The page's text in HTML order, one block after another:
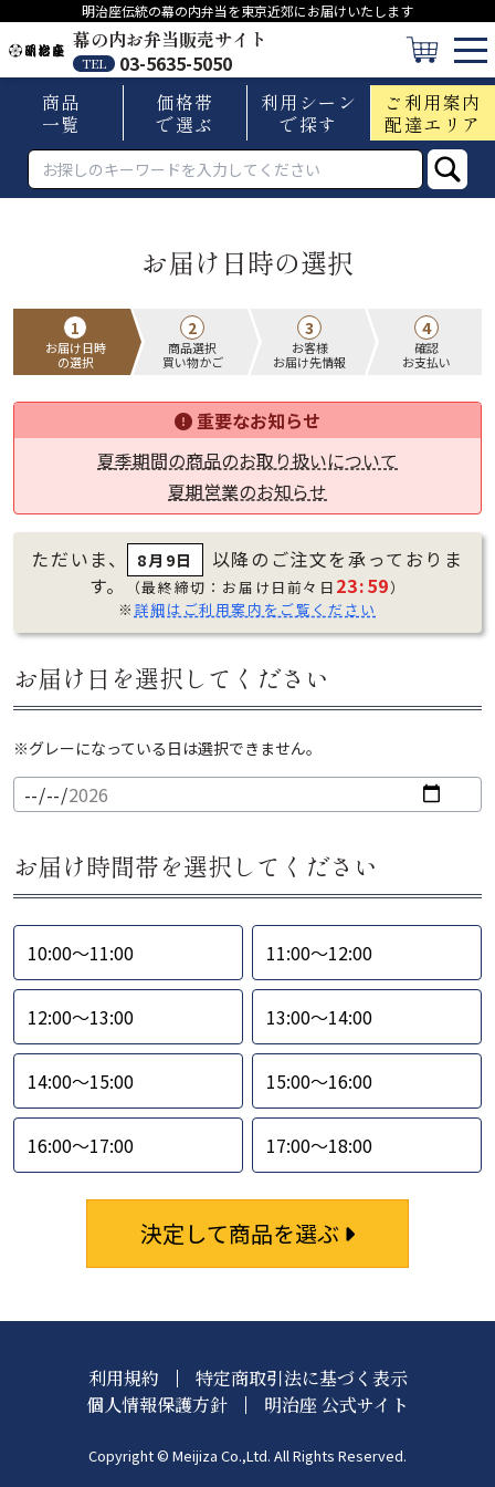
明治座伝統の幕の内弁当を東京近郊にお届けいたします
幕の内お弁当販売サイト
TEL
03-5635-5050
商品
一覧
価格帯
で選ぶ
利用シーン
で探す
ご利用案内
配達エリア
お届け日時の選択
1
お届け日時
の選択
2
商品選択
買い物かご
3
お客様
お届け先情報
4
確認
お支払い
重要なお知らせ
夏季期間の商品のお取り扱いについて
夏期営業のお知らせ
ただいま、 8月9日
以降のご注文を承っておりま
す。
（最終締切：お届け日前々日 23:59）
※ 詳細はご利用案内をご覧ください
お届け日を選択してください
※グレーになっている日は選択できません。
お届け時間帯を選択してください
10:00〜11:00 11:00〜12:00
12:00〜13:00 13:00〜14:00
14:00〜15:00 15:00〜16:00
16:00〜17:00 17:00〜18:00
決定して商品を選ぶ
利用規約
特定商取引法に基づく表示
個人情報保護方針
明治座 公式サイト
Copyright © Meijiza Co.,Ltd. All Rights Reserved.